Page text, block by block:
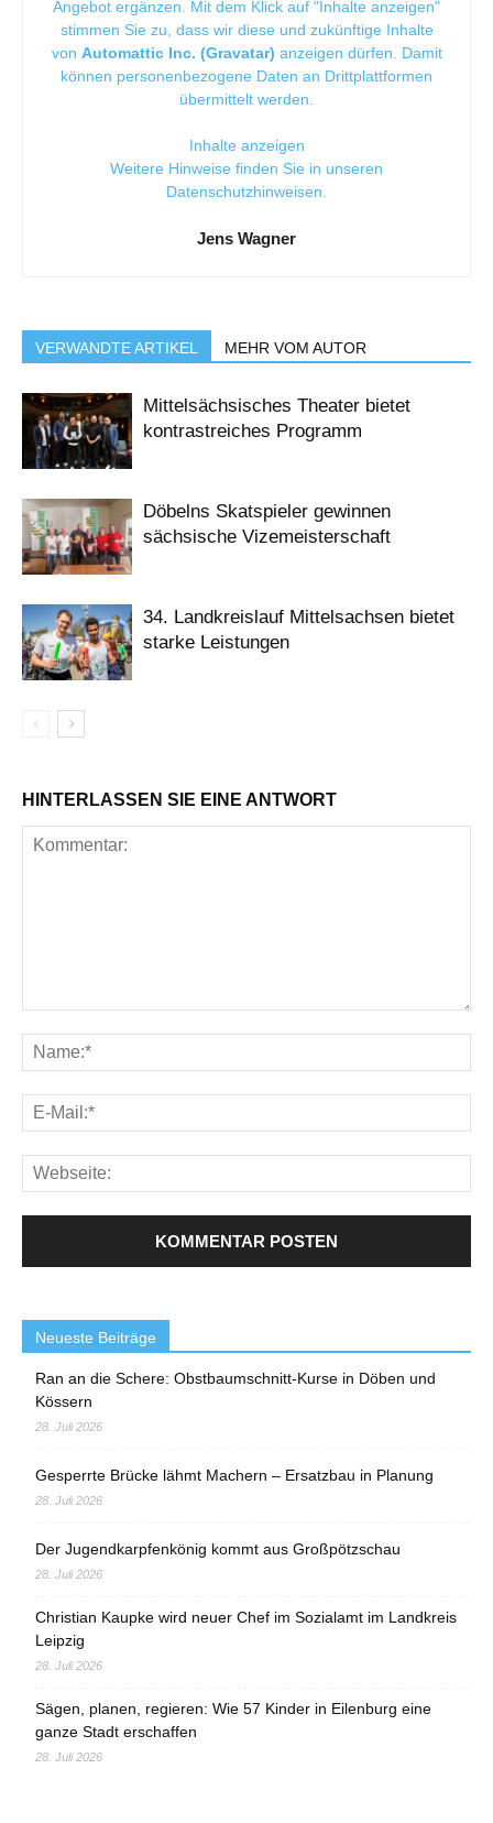
Angebot ergänzen. Mit dem Klick auf "Inhalte anzeigen"
stimmen Sie zu, dass wir diese und zukünftige Inhalte
von Automattic Inc. (Gravatar) anzeigen dürfen. Damit
können personenbezogene Daten an Drittplattformen
übermittelt werden.
Inhalte anzeigen
Weitere Hinweise finden Sie in unseren
Datenschutzhinweisen.
Jens Wagner
VERWANDTE ARTIKEL MEHR VOM AUTOR
Mittelsächsisches Theater bietet
kontrastreiches Programm
Döbelns Skatspieler gewinnen
sächsische Vizemeisterschaft
34. Landkreislauf Mittelsachsen bietet
starke Leistungen
HINTERLASSEN SIE EINE ANTWORT
Neueste Beiträge
Ran an die Schere: Obstbaumschnitt-Kurse in Döben und
Kössern
28. Juli 2026
Gesperrte Brücke lähmt Machern – Ersatzbau in Planung
28. Juli 2026
Der Jugendkarpfenkönig kommt aus Großpötzschau
28. Juli 2026
Christian Kaupke wird neuer Chef im Sozialamt im Landkreis
Leipzig
28. Juli 2026
Sägen, planen, regieren: Wie 57 Kinder in Eilenburg eine
ganze Stadt erschaffen
28. Juli 2026